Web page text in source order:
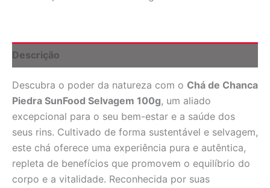
Bem-
Natural
quantidade
R$188,90.
atual
R$179,45.
Descrição
Descubra o poder da natureza com o Chá de Chanca
Piedra SunFood Selvagem 100g, um aliado
excepcional para o seu bem-estar e a saúde dos
seus rins. Cultivado de forma sustentável e selvagem,
este chá oferece uma experiência pura e autêntica,
repleta de benefícios que promovem o equilíbrio do
corpo e a vitalidade. Reconhecida por suas